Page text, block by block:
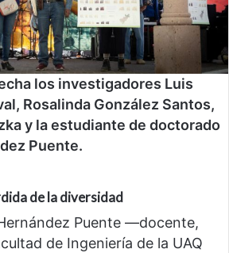
los investigadores Luis
Rosalinda González Santos,
y la estudiante de doctorado
Puente.
de la diversidad
Puente —docente,
de Ingeniería de la UAQ